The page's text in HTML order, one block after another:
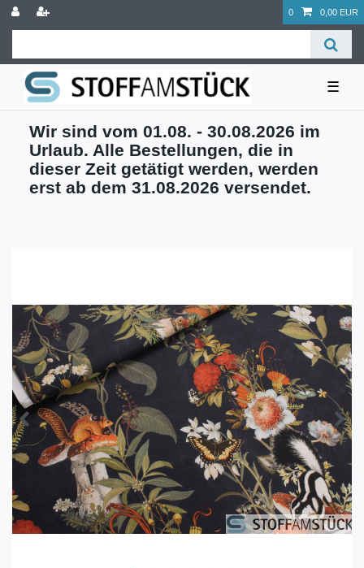
0 0,00 EUR
☰
Wir sind vom 01.08. - 30.08.2026 im
Urlaub. Alle Bestellungen, die in
dieser Zeit getätigt werden, werden
erst ab dem 31.08.2026 versendet.